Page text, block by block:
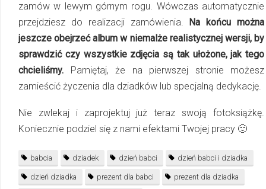
zamów w lewym górnym rogu. Wówczas automatycznie
przejdziesz do realizacji zamówienia.
Na końcu można
jeszcze obejrzeć album w niemalże realistycznej wersji, by
sprawdzić czy wszystkie zdjęcia są tak ułożone, jak tego
chcieliśmy.
Pamiętaj, że na pierwszej stronie możesz
zamieścić życzenia dla dziadków lub specjalną dedykację.
Nie zwlekaj i zaprojektuj już teraz swoją fotoksiążkę.
Koniecznie podziel się z nami efektami Twojej pracy 🙂
babcia dziadek dzień babci dzień babci i dziadka
dzień dziadka prezent dla babci prezent dla dziadka